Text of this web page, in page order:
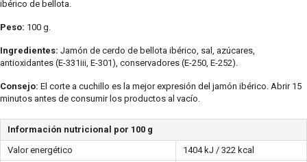
ibérico de bellota.
Peso: 100 g.
Ingredientes: Jamón de cerdo de bellota ibérico, sal, azúcares,
antioxidantes (E-331iii, E-301), conservadores (E-250, E-252).
Consejo: El corte a cuchillo es la mejor expresión del jamón ibérico. Abrir 15
minutos antes de consumir los productos al vacío.
Información nutricional por 100 g
Valor energético
1404 kJ / 322 kcal